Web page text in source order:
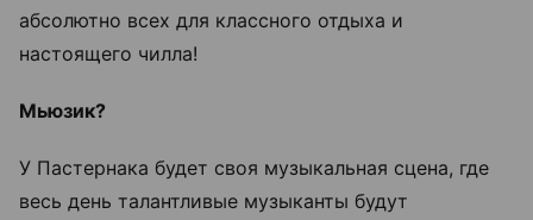
абсолютно всех для классного отдыха и
настоящего чилла!
Мьюзик?
У Пастернака будет своя музыкальная сцена, где
весь день талантливые музыканты будут